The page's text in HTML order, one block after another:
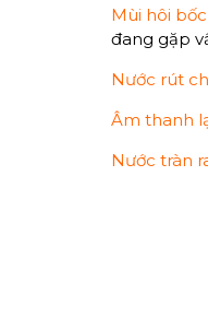
Mùi hôi
đang gặp
Nước rút
Âm thanh
Nước tràn